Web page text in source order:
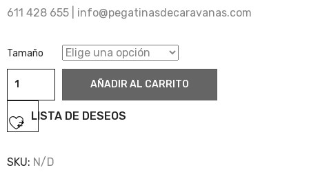
611 428 655 | info@pegatinasdecaravanas.com
Tamaño
Antirrobo
cantidad
AÑADIR AL CARRITO
LISTA DE DESEOS
SKU: N/D